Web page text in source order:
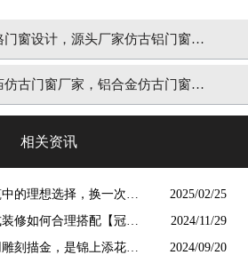
门窗设计，源头厂家仿古铝门窗定
」
仿古门窗厂家，铝合金仿古门窗定
相关资讯
的理想选择，换一次用
2025/02/25
修如何合理搭配【冠墅
2024/11/29
刻描金，是锦上添花
2024/09/20